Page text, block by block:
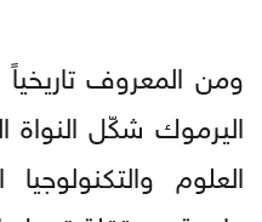
ومن المعروف تاريخياً
اليرموك شكّل النواة
العلوم